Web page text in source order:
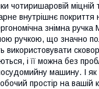
чотиришаровій
внутрішнє
знімна
ручкою, що значно
і її можна без
машину. І
простір на вашій